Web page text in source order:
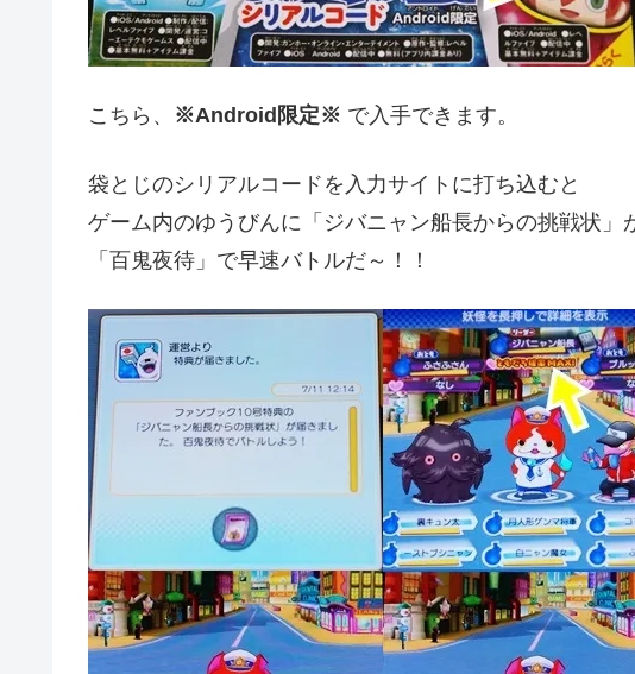
こちら、 ※Android限定※ で入手できます。
袋とじのシリアルコードを入力サイトに打ち込むと
ゲーム内のゆうびんに「ジバニャン船長からの挑戦状」
「百鬼夜待」で早速バトルだ～！！